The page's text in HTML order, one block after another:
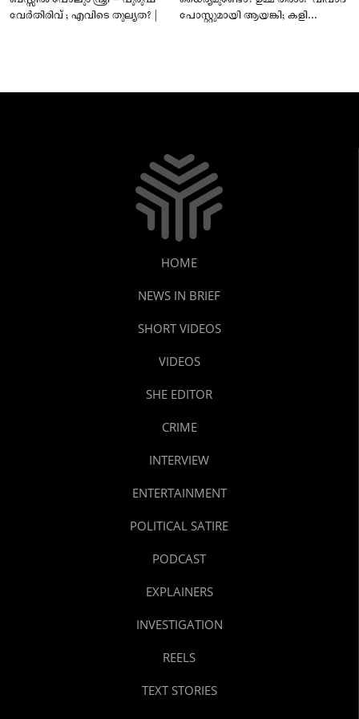
വേർതിരിവ് ; എവിടെ തുല്യത? |
പോസ്റ്റുമായി ആയങ്കി; കളി
HOME
NEWS IN BRIEF
SHORT VIDEOS
VIDEOS
SHE EDITOR
CRIME
INTERVIEW
ENTERTAINMENT
POLITICAL SATIRE
PODCAST
EXPLAINERS
INVESTIGATION
REELS
TEXT STORIES